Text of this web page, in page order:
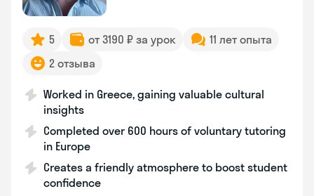
5 от 3190 ₽ за урок
11 лет опыта
2 отзыва
Worked in Greece, gaining valuable cultural
insights
Completed over 600 hours of voluntary tutoring
in Europe
Creates a friendly atmosphere to boost student
confidence